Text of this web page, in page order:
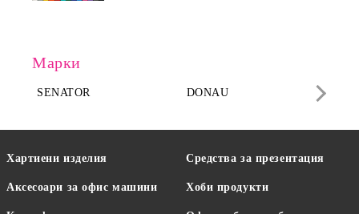
Марки
SENATOR DONAU
Хартиени изделия
Аксесоари за офис машини
Средства за презентация
Хоби продукти